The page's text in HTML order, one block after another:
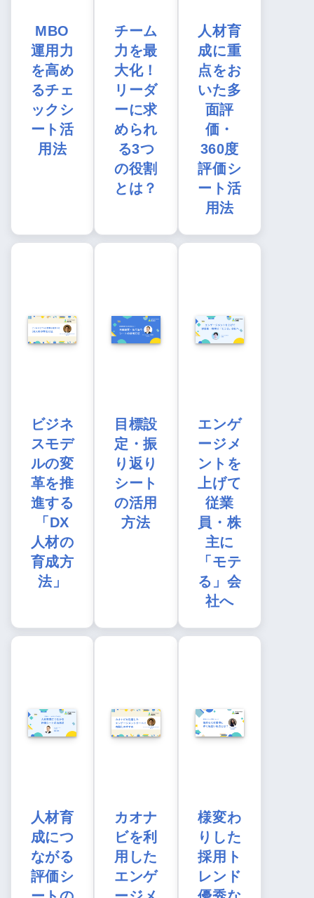
MBO
運用力
を高め
るチェ
ックシ
ート活
用法
チーム
力を最
大化！
リーダ
ーに求
められ
る3つ
の役割
とは？
人材育
成に重
点をお
いた多
面評
価・
360度
評価シ
ート活
用法
ビジネ
スモデ
ルの変
革を推
進する
「DX
人材の
育成方
法」
目標設
定・振
り返り
シート
の活用
方法
エンゲ
ージメ
ントを
上げて
従業
員・株
主に
「モテ
る」会
社へ
人材育
成につ
ながる
評価シ
カオナ
ビを利
用した
エンゲ
様変わ
りした
採用ト
レンド